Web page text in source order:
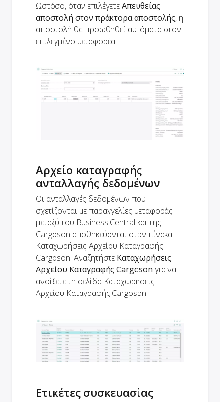
Ωστόσο, όταν επιλέγετεΑπευθείας
αποστολή στον πράκτορα αποστολής, η
αποστολή θα προωθηθεί αυτόματα στον
επιλεγμένο μεταφορέα.
Αρχείο καταγραφής
ανταλλαγής δεδομένων
Οι ανταλλαγές δεδομένων που
σχετίζονται με παραγγελίες μεταφοράς
μεταξύ του Business Central και της
Cargoson αποθηκεύονται στον πίνακα
Καταχωρήσεις Αρχείου Καταγραφής
Cargoson. Αναζητήστε Καταχωρήσεις
Αρχείου Καταγραφής Cargoson για να
ανοίξετε τη σελίδα Καταχωρήσεις
Αρχείου Καταγραφής Cargoson.
Ετικέτες συσκευασίας